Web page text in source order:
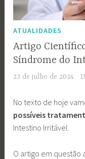
ATUALIDADES
Artigo
Síndrome do
23 de julho de 2024
No texto de hoje
possíveis
Intestino Irritável.
O artigo em questão